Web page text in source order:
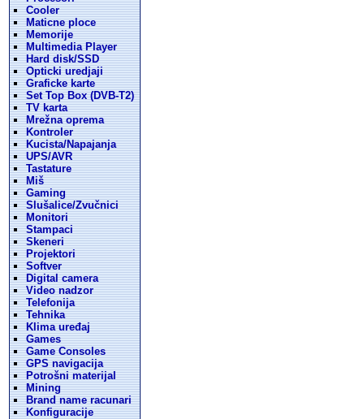
Cooler
Maticne ploce
Memorije
Multimedia Player
Hard disk/SSD
Opticki uredjaji
Graficke karte
Set Top Box (DVB-T2)
TV karta
Mrežna oprema
Kontroler
Kucista/Napajanja
UPS/AVR
Tastature
Miš
Gaming
Slušalice/Zvučnici
Monitori
Stampaci
Skeneri
Projektori
Softver
Digital camera
Video nadzor
Telefonija
Tehnika
Klima uređaj
Games
Game Consoles
GPS navigacija
Potrošni materijal
Mining
Brand name racunari
Konfiguracije